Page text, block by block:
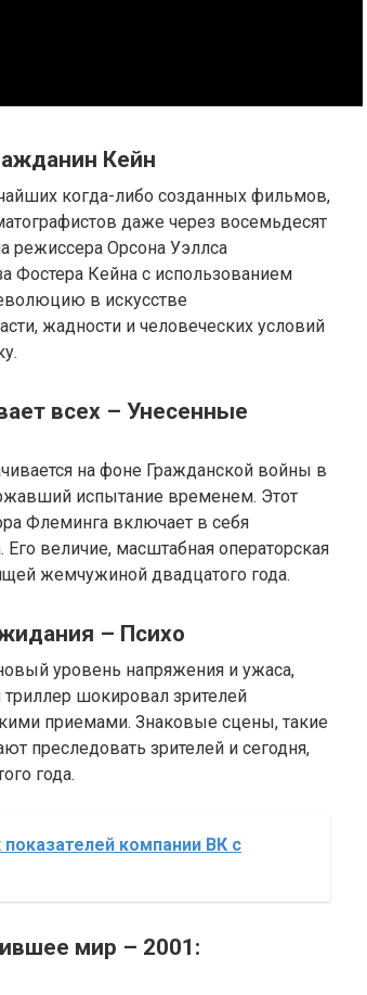
Кейн
когда-либо созданных фильмов,
даже через восемьдесят
режиссера Орсона Уэллса
Фостера Кейна с использованием
в искусстве
жадности и человеческих условий
всех – Унесенные
на фоне Гражданской войны в
испытание временем. Этот
Флеминга включает в себя
величие, масштабная операторская
жемчужиной двадцатого года.
– Психо
уровень напряжения и ужаса,
триллер шокировал зрителей
приемами. Знаковые сцены, такие
преследовать зрителей и сегодня,
года.
компании ВК с
мир – 2001: